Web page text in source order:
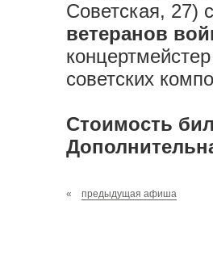
Советская, 27)
ветеранов
советских
Стоимость
« предыдущая афиша